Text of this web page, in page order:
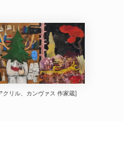
リル、カンヴァス 作家蔵]